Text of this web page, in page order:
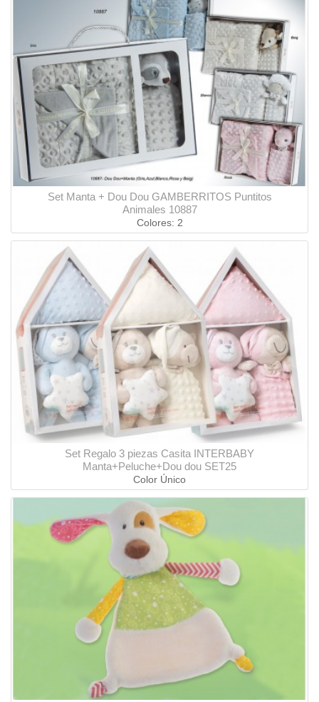
Set Manta + Dou Dou GAMBERRITOS Puntitos
Animales 10887
Colores: 2
Set Regalo 3 piezas Casita INTERBABY
Manta+Peluche+Dou dou SET25
Color Único